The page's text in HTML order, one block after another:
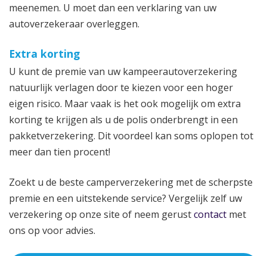
meenemen. U moet dan een verklaring van uw
autoverzekeraar overleggen.
Extra korting
U kunt de premie van uw kampeerautoverzekering
natuurlijk verlagen door te kiezen voor een hoger
eigen risico. Maar vaak is het ook mogelijk om extra
korting te krijgen als u de polis onderbrengt in een
pakketverzekering. Dit voordeel kan soms oplopen tot
meer dan tien procent!
Zoekt u de beste camperverzekering met de scherpste
premie en een uitstekende service? Vergelijk zelf uw
verzekering op onze site of neem gerustcontact met
ons op voor advies.